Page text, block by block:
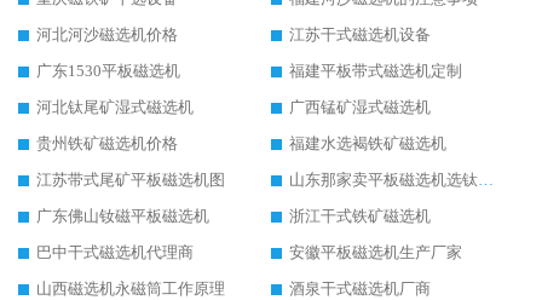
河北河沙磁选机价格
江苏干式磁选机设备
广东1530平板磁选机
福建平板带式磁选机定制
河北钛尾矿湿式磁选机
广西锰矿湿式磁选机
贵州铁矿磁选机价格
福建水选褐铁矿磁选机
江苏带式尾矿平板磁选机图
山东那家卖平板磁选机选钛矿用
广东佛山钕磁平板磁选机
浙江干式铁矿磁选机
巴中干式磁选机代理商
安徽平板磁选机生产厂家
山西磁选机永磁筒工作原理
酒泉干式磁选机厂商